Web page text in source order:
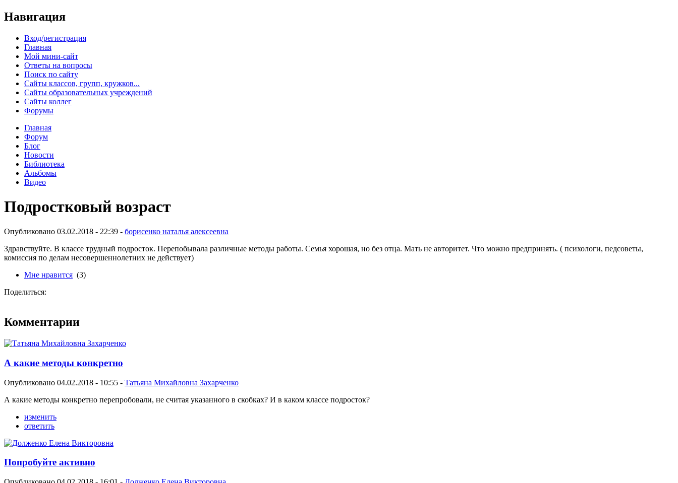
Навигация
Вход/регистрация
Главная
Мой мини-сайт
Ответы на вопросы
Поиск по сайту
Сайты классов, групп, кружков...
Сайты образовательных учреждений
Сайты коллег
Форумы
Главная
Форум
Блог
Новости
Библиотека
Альбомы
Видео
Подростковый возраст
Опубликовано 03.02.2018 - 22:39 - борисенко наталья алексеевна
Здравствуйте. В классе трудный подросток. Перепобывала различные методы работы. Семья хорошая, но без отца. Мать не авторитет. Что можно предпринять. ( психологи, педсоветы,
комиссия по делам несовершеннолетних не действует)
Мне нравится (3)
Поделиться:
Комментарии
А какие методы конкретно
Опубликовано 04.02.2018 - 10:55 - Татьяна Михайловна Захарченко
А какие методы конкретно перепробовали, не считая указанного в скобках? И в каком классе подросток?
изменить
ответить
Попробуйте активно